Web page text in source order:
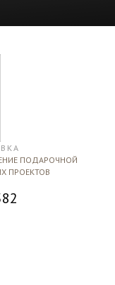
ПОДАРОЧНОЙ
ПРОЕКТОВ